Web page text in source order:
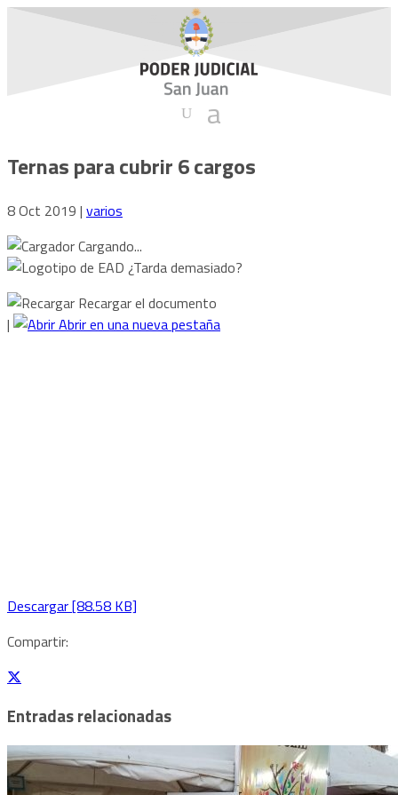
Ternas para cubrir 6 cargos
8 Oct 2019 | varios
Cargando...
¿Tarda demasiado?
Recargar el documento
|
Abrir en una nueva pestaña
Descargar [88.58 KB]
Compartir:
Entradas relacionadas